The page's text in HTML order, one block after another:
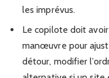
les imprévus.
Le copilote doit
manœuvre pour
détour, modifier